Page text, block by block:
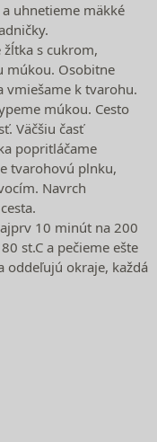
uhnetieme mäkké
s cukrom,
múkou. Osobitne
vmiešame k tvarohu.
múkou. Cesto
Väčšiu časť
popritláčame
tvarohovú plnku,
Navrch
10 minút na 200
st.C a pečieme ešte
oddeľujú okraje, každá